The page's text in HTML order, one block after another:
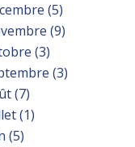
(5)
(9)
(3)
(3)
(7)
(1)
(5)